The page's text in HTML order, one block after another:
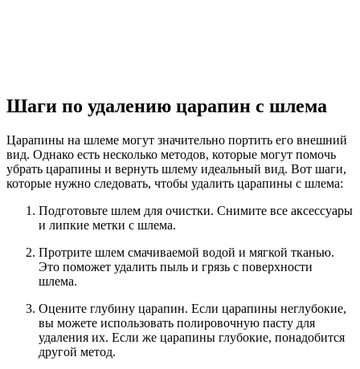
Шаги по удалению царапин с шлема
Царапины на шлеме могут значительно портить его внешний
вид. Однако есть несколько методов, которые могут помочь
убрать царапины и вернуть шлему идеальный вид. Вот шаги,
которые нужно следовать, чтобы удалить царапины с шлема:
Подготовьте шлем для очистки. Снимите все аксессуары
и липкие метки с шлема.
Протрите шлем смачиваемой водой и мягкой тканью.
Это поможет удалить пыль и грязь с поверхности
шлема.
Оцените глубину царапин. Если царапины неглубокие,
вы можете использовать полировочную пасту для
удаления их. Если же царапины глубокие, понадобится
другой метод.